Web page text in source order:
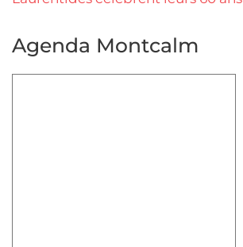
Agenda Montcalm